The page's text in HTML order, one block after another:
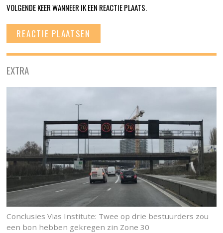
VOLGENDE KEER WANNEER IK EEN REACTIE PLAATS.
EXTRA
Conclusies Vias Institute: Twee op drie bestuurders zou
een bon hebben gekregen zin Zone 30